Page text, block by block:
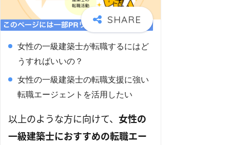
女性の一級建築士が転職するにはど
うすればいいの？
女性の一級建築士の転職支援に強い
転職エージェントを活用したい
以上のような方に向けて、 女性の
一級建築士におすすめの転職エー